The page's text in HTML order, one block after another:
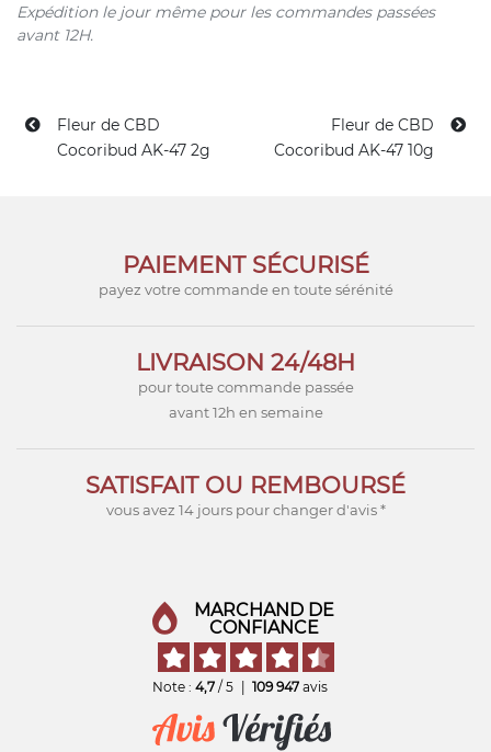
Expédition le jour même pour les commandes passées
avant 12H.
Fleur de CBD
Cocoribud AK-47 2g
Fleur de CBD
Cocoribud AK-47 10g
PAIEMENT SÉCURISÉ
payez votre commande en toute sérénité
LIVRAISON 24/48H
pour toute commande passée
avant 12h en semaine
SATISFAIT OU REMBOURSÉ
vous avez 14 jours pour changer d'avis *
MARCHAND DE
CONFIANCE
Note : 4,7 / 5 109 947 avis